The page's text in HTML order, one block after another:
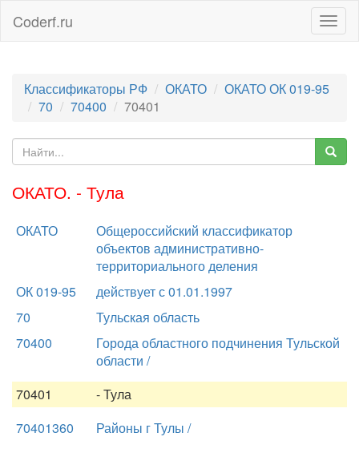
Coderf.ru
Классификаторы РФ ОКАТО
ОКАТО ОК 019-95
70
70400 70401
ОКАТО. - Тула
ОКАТО
Общероссийский классификатор
объектов административно-
территориального деления
ОК 019-95
действует с 01.01.1997
70
Тульская область
70400
Города областного подчинения Тульской
области /
70401
- Тула
70401360
Районы г Тулы /